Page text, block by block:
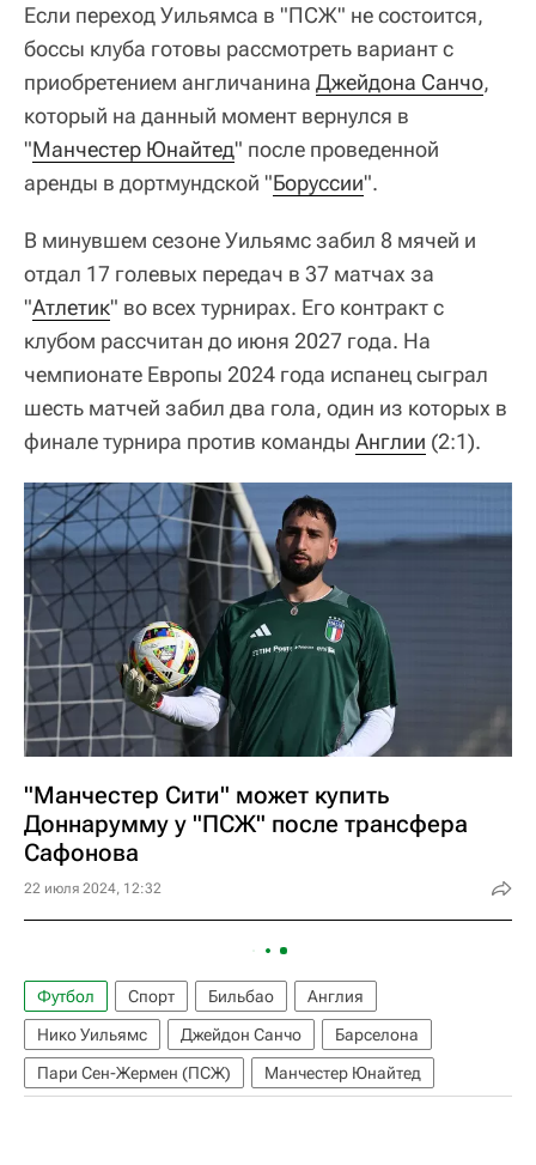
Если переход Уильямса в "ПСЖ" не состоится,
боссы клуба готовы рассмотреть вариант с
приобретением англичанина Джейдона Санчо,
который на данный момент вернулся в
"Манчестер Юнайтед" после проведенной
аренды в дортмундской "Боруссии".
В минувшем сезоне Уильямс забил 8 мячей и
отдал 17 голевых передач в 37 матчах за
"Атлетик" во всех турнирах. Его контракт с
клубом рассчитан до июня 2027 года. На
чемпионате Европы 2024 года испанец сыграл
шесть матчей забил два гола, один из которых в
финале турнира против команды Англии (2:1).
"Манчестер Сити" может купить
Доннарумму у "ПСЖ" после трансфера
Сафонова
22 июля 2024, 12:32
Футбол Спорт Бильбао
Англия
Нико Уильямс
Джейдон Санчо
Барселона
Пари Сен-Жермен (ПСЖ)
Манчестер Юнайтед